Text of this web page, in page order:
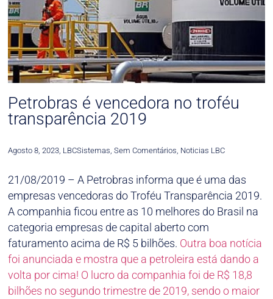
Petrobras é vencedora no troféu
transparência 2019
Agosto 8, 2023, LBCSistemas, Sem Comentários, Noticias LBC
21/08/2019 – A Petrobras informa que é uma das
empresas vencedoras do Troféu Transparência 2019.
A companhia ficou entre as 10 melhores do Brasil na
categoria empresas de capital aberto com
faturamento acima de R$ 5 bilhões. Outra boa notícia
foi anunciada e mostra que a petroleira está dando a
volta por cima! O lucro da companhia foi de R$ 18,8
bilhões no segundo trimestre de 2019, sendo o maior